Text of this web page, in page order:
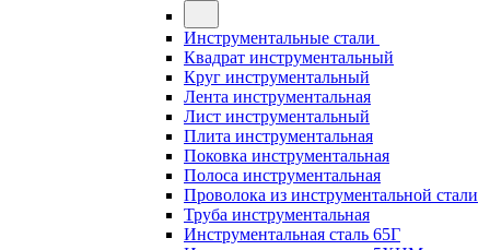
Инструментальные стали
Квадрат инструментальный
Круг инструментальный
Лента инструментальная
Лист инструментальный
Плита инструментальная
Поковка инструментальная
Полоса инструментальная
Проволока из инструментальной стали
Труба инструментальная
Инструментальная сталь 65Г